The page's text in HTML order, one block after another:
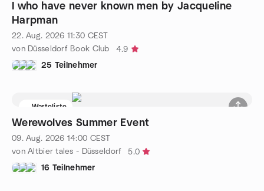
I who have never known men by Jacqueline
Harpman
22. Aug. 2026 11:30 CEST
von Düsseldorf Book Club
4.9
25 Teilnehmer
Warteliste
Werewolves Summer Event
09. Aug. 2026 14:00 CEST
von Altbier tales - Düsseldorf
5.0
16 Teilnehmer